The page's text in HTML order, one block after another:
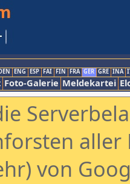
ENG ESP FAI FIN FRA GER GRE INA
Foto-Galerie Meldekartei
aller
von